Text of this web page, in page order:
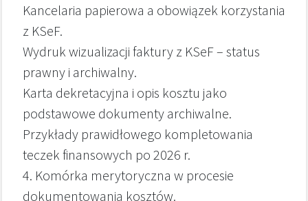
Kancelaria papierowa a obowiązek korzystania
z KSeF.
Wydruk wizualizacji faktury z KSeF – status
prawny i archiwalny.
Karta dekretacyjna i opis kosztu jako
podstawowe dokumenty archiwalne.
Przykłady prawidłowego kompletowania
teczek finansowych po 2026 r.
4. Komórka merytoryczna w procesie
dokumentowania kosztów.